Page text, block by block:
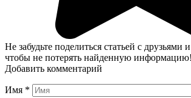
Не забудьте поделиться статьей с друзьями
чтобы не потерять найденную
Добавить комментарий
Имя *